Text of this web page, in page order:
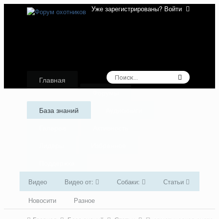
Уже зарегистрированы? Войти
Главная
База знаний
Видео Видео от: Собаки:
Статьи
Новосити
Разное